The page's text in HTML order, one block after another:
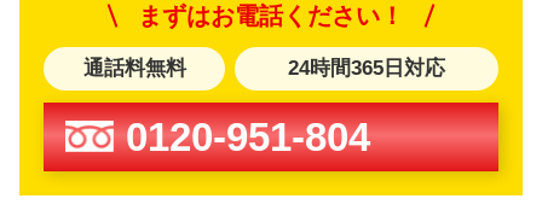
まずはお電話ください！
通話料無料 24時間365日対応
0120-951-804